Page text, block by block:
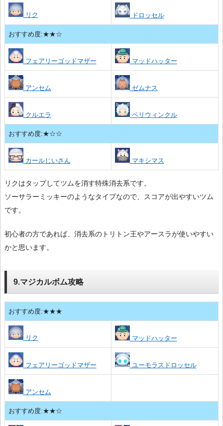
リク ドロッセル
おすすめ度:★★☆
フェアリーゴッドマザー マッドハッター
アンセム ゼムナス
クルエラ ペリウィンクル
おすすめ度:★☆☆
カールじいさん マキシマス
リクはタップしてツムを消す特殊消去系です。
ソーサラーミッキーのようなタイプなので、スコアが出やすいツム
です。
初心者の方であれば、消去系のトリトン王やアースラが使いやすい
かと思います。
9.マジカルボム攻略
おすすめ度:★★★
リク マッドハッター
フェアリーゴッドマザー ユーモラスドロッセル
アンセム
おすすめ度:★★☆